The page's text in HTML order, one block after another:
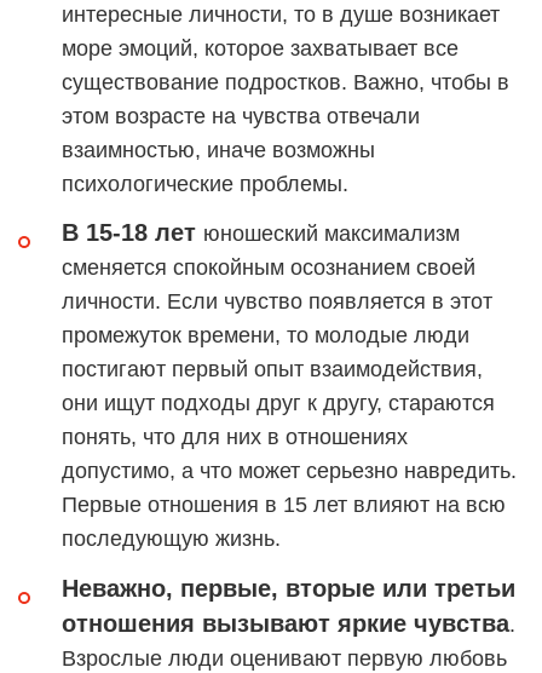
интересные личности, то в душе возникает
море эмоций, которое захватывает все
существование подростков. Важно, чтобы в
этом возрасте на чувства отвечали
взаимностью, иначе возможны
психологические проблемы.
В 15-18 лет юношеский максимализм
сменяется спокойным осознанием своей
личности. Если чувство появляется в этот
промежуток времени, то молодые люди
постигают первый опыт взаимодействия,
они ищут подходы друг к другу, стараются
понять, что для них в отношениях
допустимо, а что может серьезно навредить.
Первые отношения в 15 лет влияют на всю
последующую жизнь.
Неважно, первые, вторые или третьи
отношения вызывают яркие чувства.
Взрослые люди оценивают первую любовь